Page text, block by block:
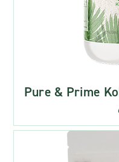
Pure & Prime